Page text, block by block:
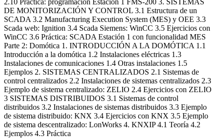
2.10 Práctica: programación Estación 1 FMS-200 3. SISTEMAS
DE MONITORIZACIÓN Y CONTROL 3.1 Estructura de un
SCADA 3.2 Manufacturing Execution System (MES) y OEE 3.3
Scada web: Ignition 3.4 Scada Siemens: WinCC 3.5 Ejercicios con
WinCC 3.6 Práctica: SCADA Estación 1 con funcionalidad MES
Parte 2: Domótica 1. INTRODUCCIÓN A LA DOMÓTICA 1.1
Introducción a la domótica 1.2 Instalaciones eléctricas 1.3
Instalaciones de comunicaciones 1.4 Otras instalaciones 1.5
Ejemplos 2. SISTEMAS CENTRALIZADOS 2.1 Sistemas de
control centralizados 2.2 Instalaciones de sistemas centralizados 2.3
Ejemplo de sistema centralizado: ZELIO 2.4 Ejercicios con ZELIO
3 SISTEMAS DISTRIBUIDOS 3.1 Sistemas de control
distribuidos 3.2 Instalaciones de sistemas distribuidos 3.3 Ejemplo
de sistema distribuido: KNX 3.4 Ejercicios con KNX 3.5 Ejemplo
de sistema descentralizado: LonWorks 4. KNXIP 4.1 Teoría 4.2
Ejemplos 4.3 Práctica